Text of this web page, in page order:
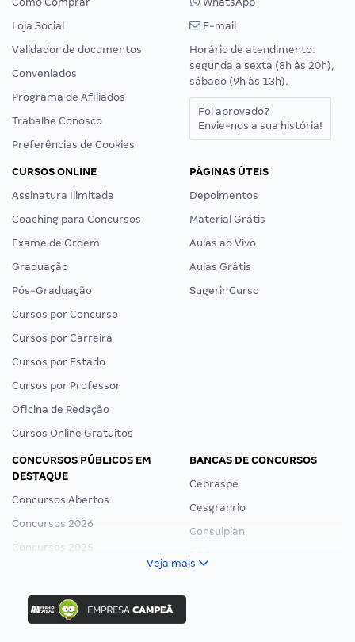
Loja Social
Validador de documentos
Conveniados
Programa de Afiliados
Trabalhe Conosco
Preferências de Cookies
E-mail
Horário de atendimento:
segunda a sexta (8h às 20h),
sábado (9h às 13h).
Foi aprovado?
Envie-nos a sua história!
CURSOS ONLINE
Assinatura Ilimitada
Coaching para Concursos
Exame de Ordem
Graduação
Pós-Graduação
Cursos por Concurso
Cursos por Carreira
Cursos por Estado
Cursos por Professor
Oficina de Redação
Cursos Online Gratuitos
PÁGINAS ÚTEIS
Depoimentos
Material Grátis
Aulas ao Vivo
Aulas Grátis
Sugerir Curso
CONCURSOS PÚBLICOS EM
DESTAQUE
Concursos Abertos
Concursos 2026
Concursos 2025
Concurso Ibama
Concurso MPU
BANCAS DE CONCURSOS
Cebraspe
Cesgranrio
Consulplan
Veja mais